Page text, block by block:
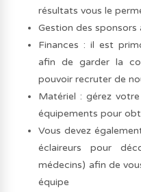
résultats vous le
Gestion des
Finances : il est
afin de garder la
pouvoir recruter de
Matériel : gérez
équipements pour
Vous devez
éclaireurs pour
médecins) afin de
équipe